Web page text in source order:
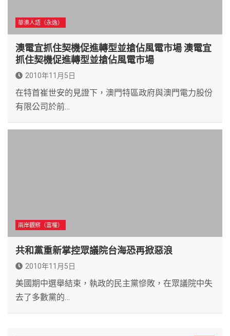
華澳人語（永逸）
澳電宜抓住契機促進轉型並搶佔風電市場 澳電宜
抓住契機促進轉型並搶佔風電市場
2010年11月5日
在特首崔世安的見證下，澳門特區政府與澳門電力股份
有限公司於前…
兩岸觀察（富權）
共和黨重新掌控眾議院台海恐再掀惡浪
2010年11月5日
美國期中選舉結束，執政的民主黨慘敗，在眾議院中失
去了多數黨的…